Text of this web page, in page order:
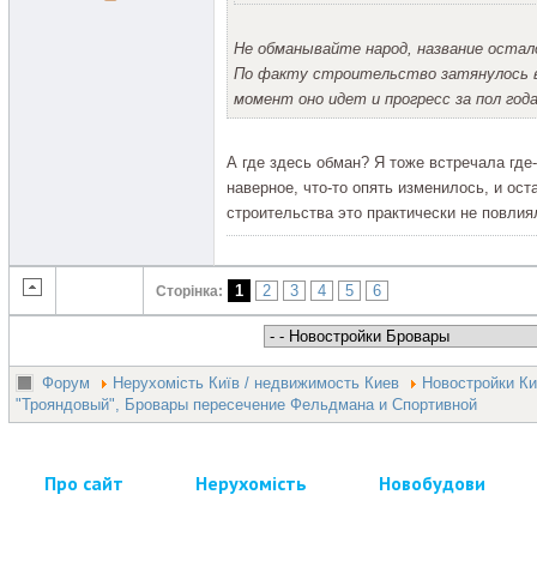
Не обманывайте народ, название
По факту строительство затянулось
момент оно идет и прогресс за пол
А где здесь обман? Я тоже встречала
наверное, что-то опять изменилось, и
строительства это практически не
Сторінка: 1 2 3 4 5 6
Форум Нерухомість Київ / недвижимость Киев
Новостройки
"Трояндовый", Бровары пересечение Фельдмана и Спортивной
Про сайт Нерухомість Новобудови